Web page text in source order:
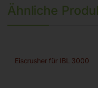
Ähnliche
Eiscrusher für IBL 3000